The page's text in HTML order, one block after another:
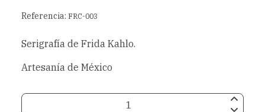
Referencia: FRC-003
Serigrafía de Frida Kahlo.
Artesanía de México